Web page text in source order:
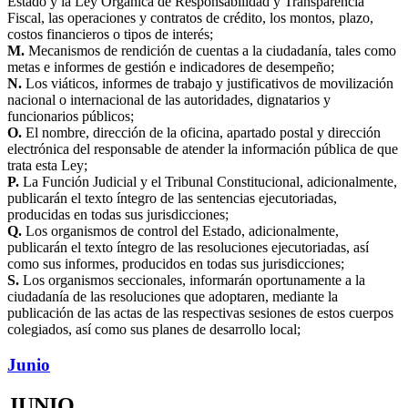
Fiscal, las operaciones y contratos de crédito, los montos, plazo,
costos financieros o tipos de interés;
M. Mecanismos de rendición de cuentas a la ciudadanía, tales como
metas e informes de gestión e indicadores de desempeño;
N. Los viáticos, informes de trabajo y justificativos de movilización
nacional o internacional de las autoridades, dignatarios y
funcionarios públicos;
O. El nombre, dirección de la oficina, apartado postal y dirección
electrónica del responsable de atender la información pública de que
trata esta Ley;
P. La Función Judicial y el Tribunal Constitucional, adicionalmente,
publicarán el texto íntegro de las sentencias ejecutoriadas,
producidas en todas sus jurisdicciones;
Q. Los organismos de control del Estado, adicionalmente,
publicarán el texto íntegro de las resoluciones ejecutoriadas, así
como sus informes, producidos en todas sus jurisdicciones;
S. Los organismos seccionales, informarán oportunamente a la
ciudadanía de las resoluciones que adoptaren, mediante la
publicación de las actas de las respectivas sesiones de estos cuerpos
colegiados, así como sus planes de desarrollo local;
Junio